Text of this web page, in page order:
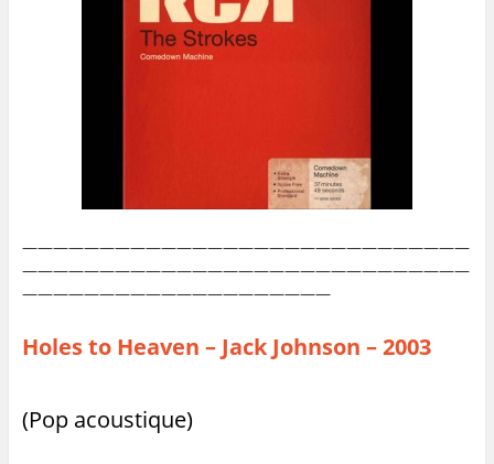
—————————————————————————————
—————————————————————————————
————————————————————
Holes to Heaven – Jack Johnson – 2003
(Pop acoustique)